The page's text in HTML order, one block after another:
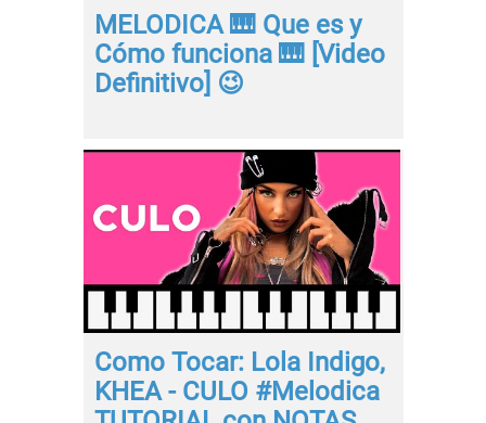
MELODICA 🎹 Que es y
Cómo funciona 🎹 [Video
Definitivo] 😉
Como Tocar: Lola Indigo,
KHEA - CULO #Melodica